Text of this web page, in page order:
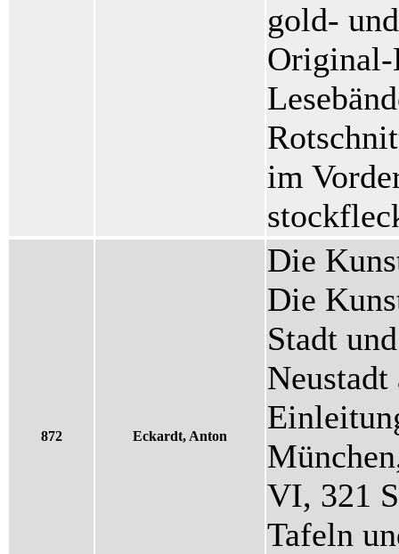
gold-
Original-
im
872 Eckardt, Anton
Die
Die
Stadt
VI, 321
Tafeln